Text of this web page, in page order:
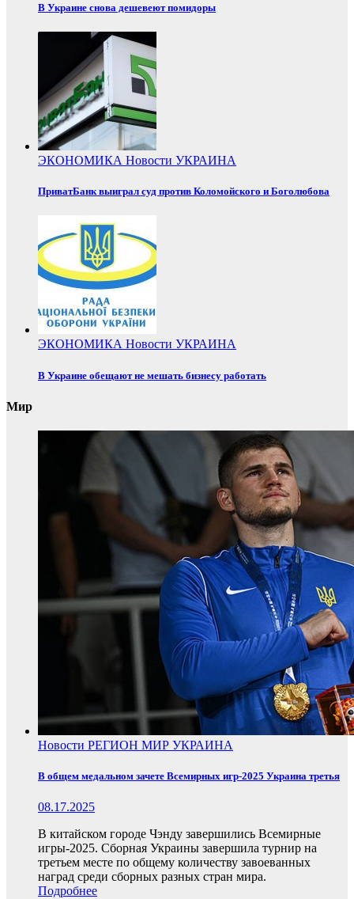
В Украине снова дешевеют помидоры
ЭКОНОМИКА Новости УКРАИНА
ПриватБанк выиграл суд против Коломойского и Боголюбова
ЭКОНОМИКА Новости УКРАИНА
В Украине обещают не мешать бизнесу работать
Мир
Новости РЕГИОН МИР УКРАИНА
В общем медальном зачете Всемирных игр-2025 Украина третья
08.17.2025
В китайском городе Чэнду завершились Всемирные
игры-2025. Сборная Украины завершила турнир на
третьем месте по общему количеству завоеванных
наград среди сборных разных стран мира.
Подробнее